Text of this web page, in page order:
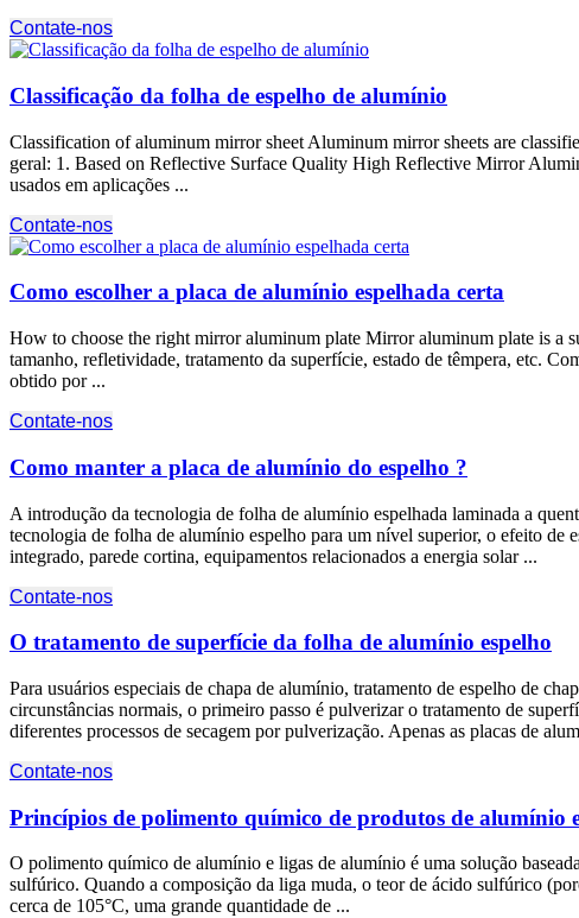
Contate-nos
Classificação da folha de espelho de alumínio
Classification of aluminum mirror sheet Aluminum mirror sheets are
geral: 1. Based on Reflective Surface Quality High Reflective Mirror
usados ​​em aplicações ...
Contate-nos
Como escolher a placa de alumínio espelhada certa
How to choose the right mirror aluminum plate Mirror aluminum plate is a
tamanho, refletividade, tratamento da superfície, estado de têmpera, etc.
obtido por ...
Contate-nos
Como manter a placa de alumínio do espelho ?
A introdução da tecnologia de folha de alumínio espelhada laminada a
tecnologia de folha de alumínio espelho para um nível superior, o efeito de
integrado, parede cortina, equipamentos relacionados a energia solar ...
Contate-nos
O tratamento de superfície da folha de alumínio espelho
Para usuários especiais de chapa de alumínio, tratamento de espelho de
circunstâncias normais, o primeiro passo é pulverizar o tratamento de
diferentes processos de secagem por pulverização. Apenas as placas de
Contate-nos
Princípios de polimento químico de produtos de alumínio
O polimento químico de alumínio e ligas de alumínio é uma solução
sulfúrico. Quando a composição da liga muda, o teor de ácido sulfúrico
cerca de 105°C, uma grande quantidade de ...